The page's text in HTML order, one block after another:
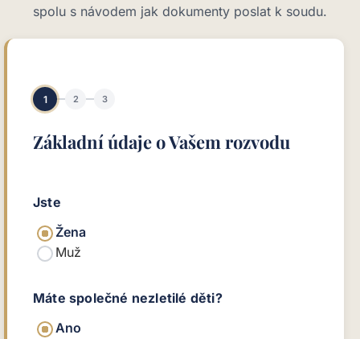
spolu s návodem jak dokumenty poslat k soudu.
1 2 3
Základní údaje o Vašem rozvodu
Jste
Žena
Muž
Máte společné nezletilé děti?
Ano